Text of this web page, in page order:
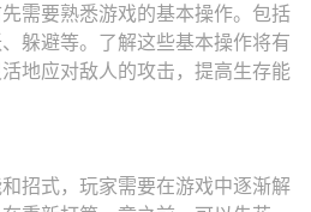
需要熟悉游戏的基本操作。包括
躲避等。了解这些基本操作将有
地应对敌人的攻击，提高生存能
招式，玩家需要在游戏中逐渐解